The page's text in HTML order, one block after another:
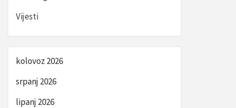
Vijesti
kolovoz 2026
srpanj 2026
lipanj 2026